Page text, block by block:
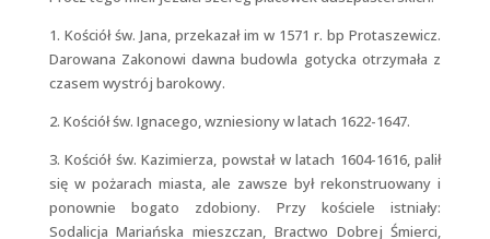
1. Kościół św. Jana, przekazał im w 1571 r. bp Protaszewicz.
Darowana Zakonowi dawna budowla gotycka otrzymała z
czasem wystrój barokowy.
2. Kościół św. Ignacego, wzniesiony w latach 1622-1647.
3. Kościół św. Kazimierza, powstał w latach 1604-1616, palił
się w pożarach miasta, ale zawsze był rekonstruowany i
ponownie bogato zdobiony. Przy kościele istniały:
Sodalicja Mariańska mieszczan, Bractwo Dobrej Śmierci,